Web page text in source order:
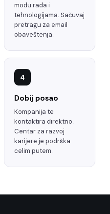
modu rada i
tehnologijama. Sačuvaj
pretragu za email
obaveštenja.
4
Dobij posao
Kompanija te
kontaktira direktno.
Centar za razvoj
karijere je podrška
celim putem.